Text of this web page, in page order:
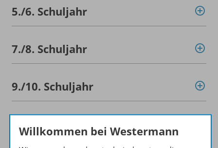
5./6. Schuljahr
7./8. Schuljahr
9./10. Schuljahr
Konzept
Willkommen bei Westermann